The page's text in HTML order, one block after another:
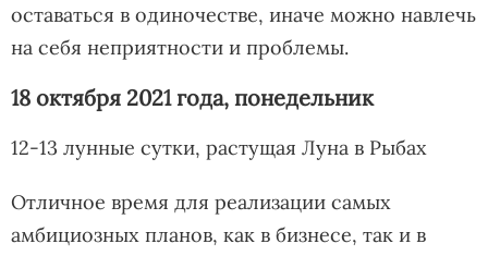
оставаться в одиночестве, иначе можно навлечь
на себя неприятности и проблемы.
18 октября 2021 года, понедельник
12-13 лунные сутки, растущая Луна в Рыбах
Отличное время для реализации самых
амбициозных планов, как в бизнесе, так и в